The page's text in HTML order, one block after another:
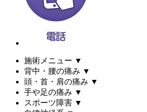
施術メニュー ▼
背中・腰の痛み ▼
頭・首・肩の痛み ▼
手や足の痛み ▼
スポーツ障害 ▼